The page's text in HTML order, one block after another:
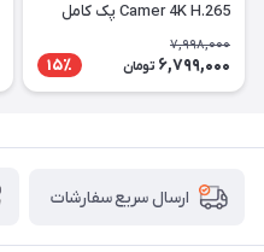
Camer 4K H.265 پک کامل
7,998,000
6,799,000 تومان 15٪
ارسال سریع سفارشات